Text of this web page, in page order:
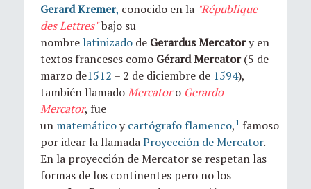
Gerard Kremer, conocido en la "République
des Lettres"bajo su
nombre latinizado de Gerardus Mercatory en
textos franceses como Gérard Mercator(5 de
marzo de1512 – 2 de diciembre de 1594),
también llamadoMercatoro Gerardo
Mercator, fue
un matemáticoycartógrafo flamenco, 1 famoso
por idear la llamadaProyección de Mercator.
En la proyección de Mercator se respetan las
formas de los continentes pero no los